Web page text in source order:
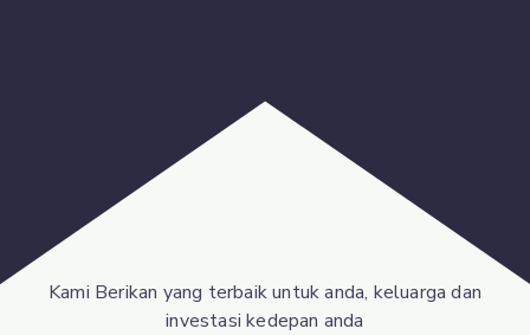
Kami Berikan yang terbaik untuk anda, keluarga dan
investasi kedepan anda